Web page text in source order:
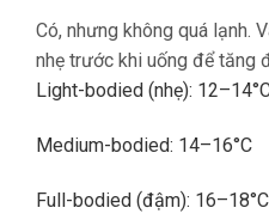
Có, nhưng không quá lạnh.
nhẹ trước khi uống để tăng
Light-bodied (nhẹ):
Medium-bodied: 14–16°C
Full-bodied (đậm): 16–18°C